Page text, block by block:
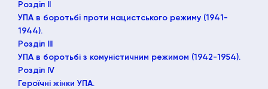
Розділ ІІ
УПА в боротьбі проти нацистського режиму (1941-
1944).
Розділ ІІІ
УПА в боротьбі з комуністичним режимом (1942-1954).
Розділ ІV
Героїчні жінки УПА.